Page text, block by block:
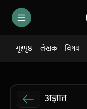
गृहपृष्ठ लेखक विषय
अज्ञात